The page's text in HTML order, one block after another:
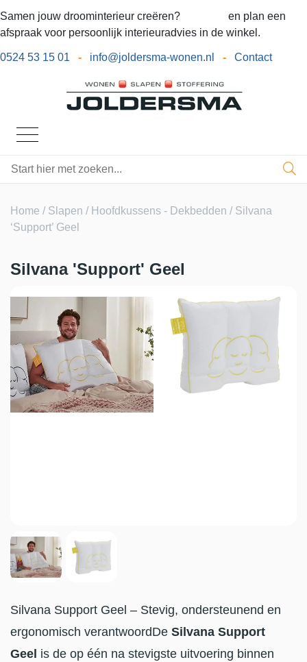
Samen jouw droominterieur creëren?
en plan een
afspraak voor persoonlijk interieuradvies in de winkel.
0524 53 15 01 - info@joldersma-wonen.nl - Contact
Home / Slapen / Hoofdkussens - Dekbedden / Silvana
‘Support’ Geel
Silvana 'Support' Geel
Silvana Support Geel – Stevig, ondersteunend en
ergonomisch verantwoordDe Silvana Support
Geel is de op één na stevigste uitvoering binnen